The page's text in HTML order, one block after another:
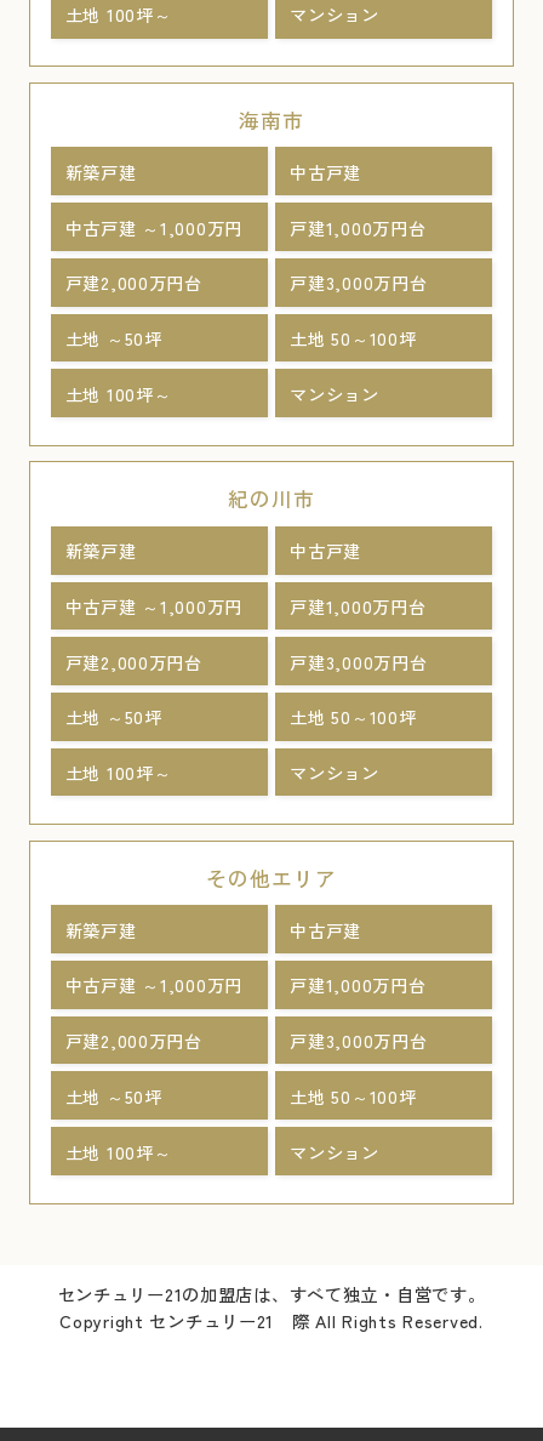
土地 100坪～ マンション
海南市
新築戸建 中古戸建
中古戸建 ～1,000万円 戸建1,000万円台
戸建2,000万円台 戸建3,000万円台
土地 ～50坪 土地 50～100坪
土地 100坪～ マンション
紀の川市
新築戸建 中古戸建
中古戸建 ～1,000万円 戸建1,000万円台
戸建2,000万円台 戸建3,000万円台
土地 ～50坪 土地 50～100坪
土地 100坪～ マンション
その他エリア
新築戸建 中古戸建
中古戸建 ～1,000万円 戸建1,000万円台
戸建2,000万円台 戸建3,000万円台
土地 ～50坪 土地 50～100坪
土地 100坪～ マンション
センチュリー21の加盟店は、すべて独立・自営です。
Copyright センチュリー21 際 All Rights Reserved.